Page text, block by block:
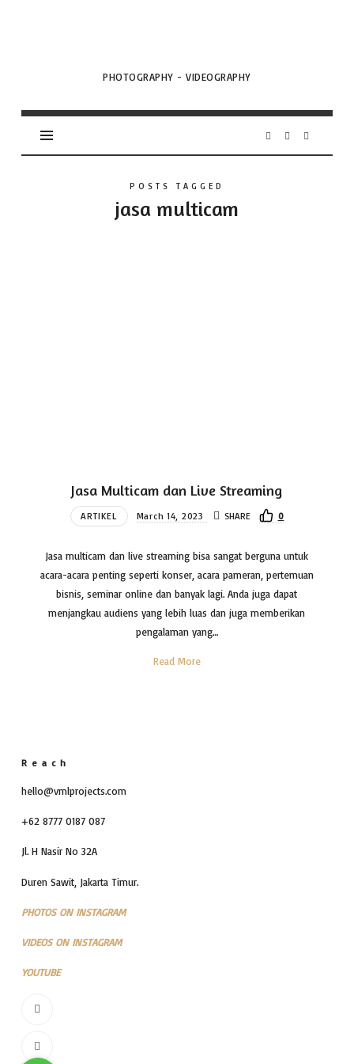
PHOTOGRAPHY - VIDEOGRAPHY
POSTS TAGGED
jasa multicam
Jasa Multicam dan Live Streaming
ARTIKEL March 14, 2023 SHARE 0
Jasa multicam dan live streaming bisa sangat berguna untuk
acara-acara penting seperti konser, acara pameran, pertemuan
bisnis, seminar online dan banyak lagi. Anda juga dapat
menjangkau audiens yang lebih luas dan juga memberikan
pengalaman yang…
Read More
Reach
hello@vmlprojects.com
+62 8777 0187 087
Jl. H Nasir No 32A
Duren Sawit, Jakarta Timur.
PHOTOS ON INSTAGRAM
VIDEOS ON INSTAGRAM
YOUTUBE